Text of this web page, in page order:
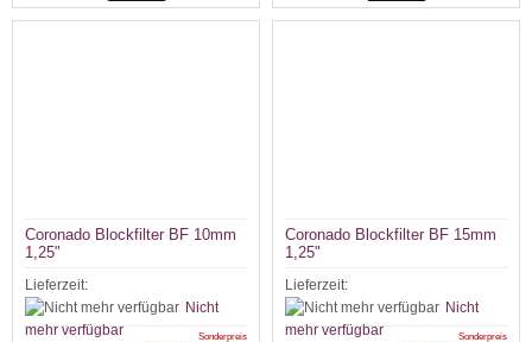
Coronado Blockfilter BF 10mm
1,25"
Lieferzeit:
Nicht
mehr verfügbar
Sonderpreis
Coronado Blockfilter BF 15mm
1,25"
Lieferzeit:
Nicht
mehr verfügbar
Sonderpreis